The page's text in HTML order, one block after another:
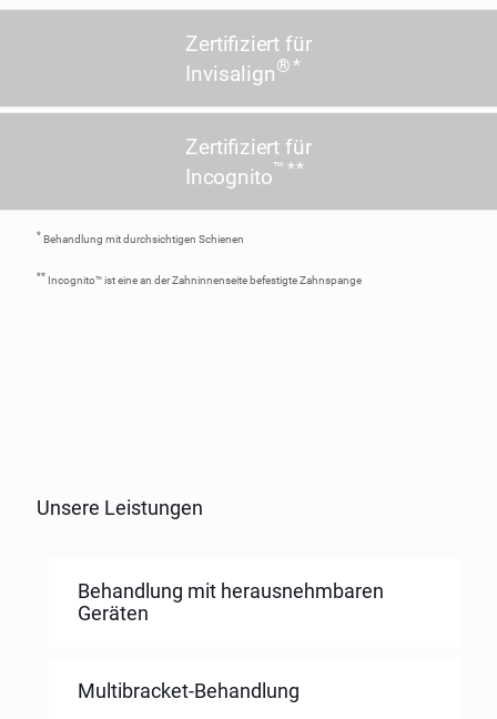
Zertifiziert für
Invisalign® *
Zertifiziert für
Incognito™ **
* Behandlung mit durchsichtigen Schienen
** Incognito™ ist eine an der Zahninnenseite befestigte Zahnspange
Unsere Leistungen
Behandlung mit herausnehmbaren
Geräten
Multibracket-Behandlung